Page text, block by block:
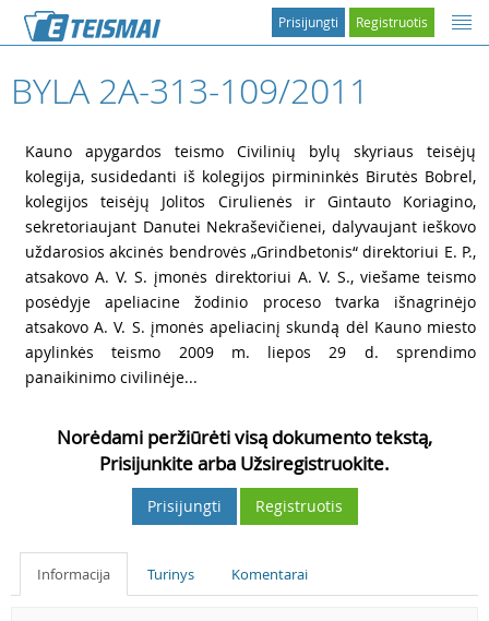
Registruotis
Prisijungti
BYLA 2A-313-109/2011
Kauno apygardos teismo Civilinių bylų skyriaus teisėjų
kolegija, susidedanti iš kolegijos pirmininkės Birutės Bobrel,
kolegijos teisėjų Jolitos Cirulienės ir Gintauto Koriagino,
sekretoriaujant Danutei Nekraševičienei, dalyvaujant ieškovo
uždarosios akcinės bendrovės „Grindbetonis“ direktoriui E. P.,
atsakovo A. V. S. įmonės direktoriui A. V. S., viešame teismo
posėdyje apeliacine žodinio proceso tvarka išnagrinėjo
atsakovo A. V. S. įmonės apeliacinį skundą dėl Kauno miesto
apylinkės teismo 2009 m. liepos 29 d. sprendimo
panaikinimo civilinėje...
Norėdami peržiūrėti visą dokumento tekstą,
Prisijunkite arba Užsiregistruokite.
Prisijungti Registruotis
Informacija Turinys Komentarai